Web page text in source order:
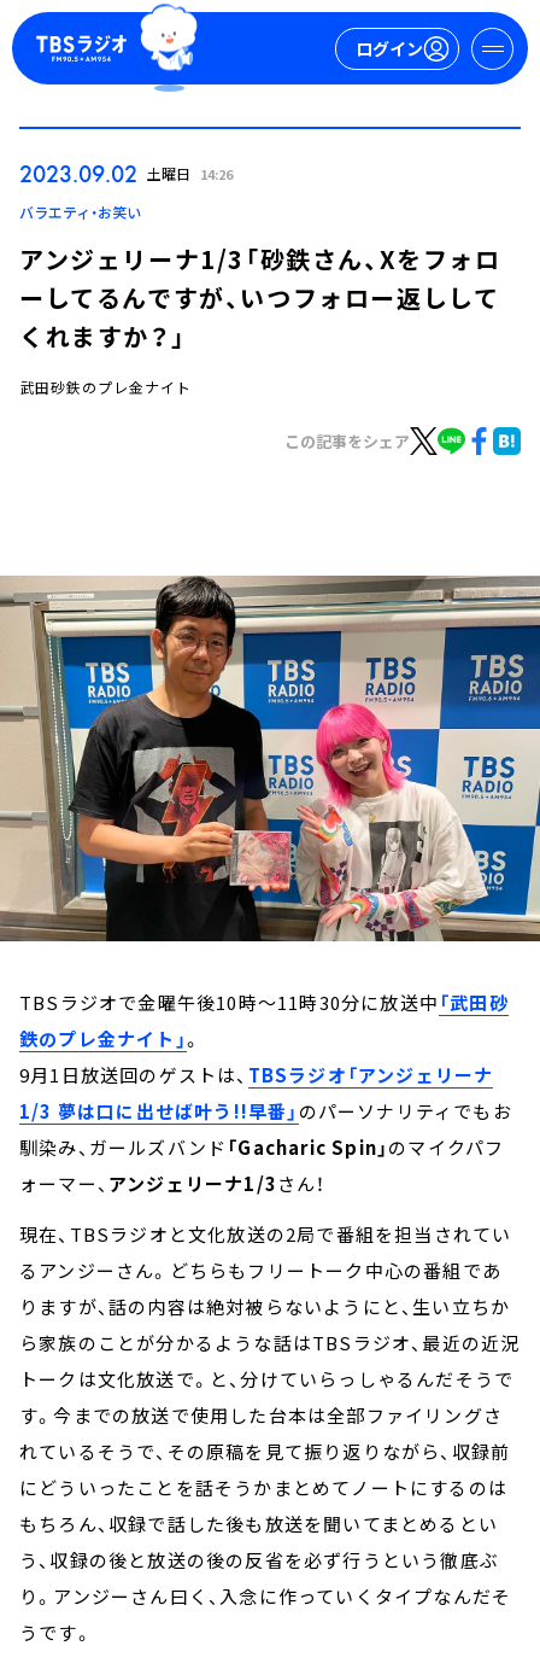
ログイン
ログイン
イベント・グッズ
YouTube
会社情報
2023.09.02 土曜日 14:26
バラエティ・お笑い
アンジェリーナ1/3「砂鉄さん、Xをフォロ
ーしてるんですが、いつフォロー返しして
くれますか？」
武田砂鉄のプレ金ナイト
この記事をシェア
TBSラジオで金曜午後10時～11時30分に放送中 「武田砂
鉄のプレ金ナイト」。
9月1日放送回のゲストは、 TBSラジオ「アンジェリーナ
1/3 夢は口に出せば叶う!!早番」 のパーソナリティでもお
馴染み、ガールズバンド 「Gacharic Spin」のマイクパフ
ォーマー、 アンジェリーナ1/3さん！
現在、TBSラジオと文化放送の2局で番組を担当されてい
るアンジーさん。どちらもフリートーク中心の番組であ
りますが、話の内容は絶対被らないようにと、生い立ちか
ら家族のことが分かるような話はTBSラジオ、最近の近況
トークは文化放送で。と、分けていらっしゃるんだそうで
す。今までの放送で使用した台本は全部ファイリングさ
れているそうで、その原稿を見て振り返りながら、収録前
にどういったことを話そうかまとめてノートにするのは
もちろん、収録で話した後も放送を聞いてまとめるとい
う、収録の後と放送の後の反省を必ず行うという徹底ぶ
り。アンジーさん曰く、入念に作っていくタイプなんだそ
うです。